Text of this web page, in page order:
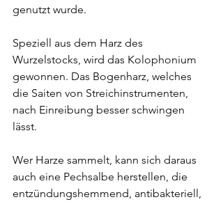
genutzt wurde.
Speziell aus dem Harz des
Wurzelstocks, wird das Kolophonium
gewonnen. Das Bogenharz, welches
die Saiten von Streichinstrumenten,
nach Einreibung besser schwingen
lässt.
Wer Harze sammelt, kann sich daraus
auch eine Pechsalbe herstellen, die
entzündungshemmend, antibakteriell,